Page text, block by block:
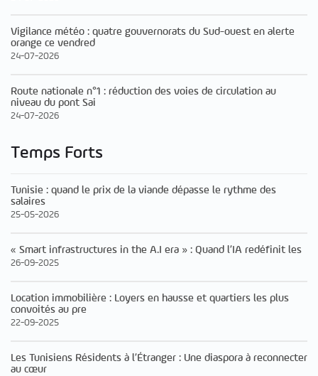
Vigilance météo : quatre gouvernorats du Sud-ouest en alerte
orange ce vendred
24-07-2026
Route nationale n°1 : réduction des voies de circulation au
niveau du pont Sai
24-07-2026
Temps Forts
Tunisie : quand le prix de la viande dépasse le rythme des
salaires
25-05-2026
« Smart infrastructures in the A.I era » : Quand l’IA redéfinit les
26-09-2025
Location immobilière : Loyers en hausse et quartiers les plus
convoités au pre
22-09-2025
Les Tunisiens Résidents à l’Étranger : Une diaspora à reconnecter
au cœur